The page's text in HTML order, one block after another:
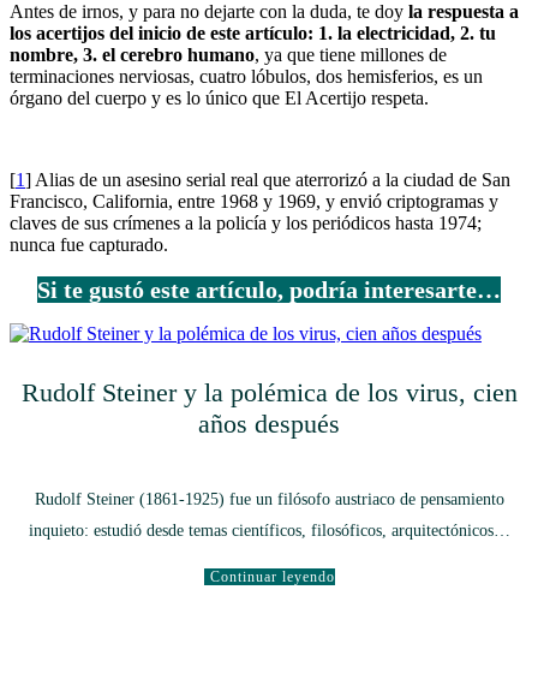
Antes de irnos, y para no dejarte con la duda, te doy la respuesta a
los acertijos del inicio de este artículo: 1. la electricidad, 2. tu
nombre, 3. el cerebro humano, ya que tiene millones de
terminaciones nerviosas, cuatro lóbulos, dos hemisferios, es un
órgano del cuerpo y es lo único que El Acertijo respeta.
[1] Alias de un asesino serial real que aterrorizó a la ciudad de San
Francisco, California, entre 1968 y 1969, y envió criptogramas y
claves de sus crímenes a la policía y los periódicos hasta 1974;
nunca fue capturado.
Si te gustó este artículo, podría interesarte…
Rudolf Steiner y la polémica de los virus, cien
años después
Rudolf Steiner (1861-1925) fue un filósofo austriaco de pensamiento
inquieto: estudió desde temas científicos, filosóficos, arquitectónicos…
Continuar leyendo